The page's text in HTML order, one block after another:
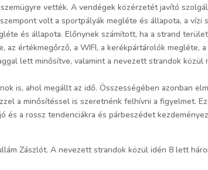
vették. A vendégek közérzetét javító
volt a sportpályák megléte és állapota, a
és állapota. Előnynek számított, ha a strand
értékmegőrző, a WIFI, a kerékpártárolók megléte,
lett minősítve, valamint a nevezett strandok közül
is, ahol megállt az idő. Összességében azonban
a minősítéssel is szeretnénk felhívni a figyelmet.
a rossz tendenciákra és párbeszédet
Zászlót. A nevezett strandok közül idén 8 lett